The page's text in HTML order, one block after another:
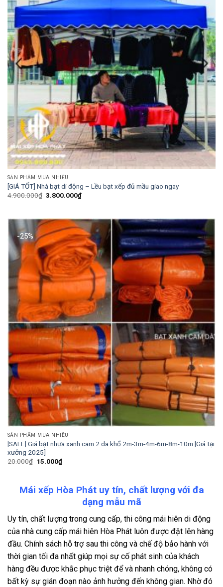
SẢN PHẨM MUA NHIỀU
[GIÁ TỐT] Nhà bạt di động – Lều bạt xếp đủ mầu giao ngay
4.900.000₫ Giá
3.800.000₫Giá
hiện
3.800.000₫.
-25%
SẢN PHẨM MUA NHIỀU
[SALE] Giá bạt nhựa xanh cam 2 da khổ 2m-3m-4m-6m-8m-10m [Giá tại
xưởng 2025]
20.000₫ Giá
15.000₫Giá
hiện
15.000₫.
Mái xếp Hòa Phát uy tín, chất lượng với đa
dạng mẫu mã
Uy tín, chất lượng trong cung cấp, thi công mái hiên di động
của nhà cung cấp mái hiên Hòa Phát luôn được đặt lên hàng
đầu. Chính sách hỗ trợ sau thi công và chế độ bảo hành với
thời gian tối đa nhất giúp mọi sự cố phát sinh của khách
hàng đều được khắc phục triệt để và nhanh chóng, không có
bất kỳ sự gián đoạn nào ảnh hưởng đến không gian. Nhờ đó